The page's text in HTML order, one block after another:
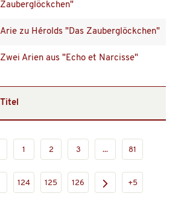
Zauberglöckchen"
Arie zu Hérolds "Das Zauberglöckchen"
Zwei Arien aus "Echo et Narcisse"
Titel
1 2 3 ... 81
124 125 126 +5